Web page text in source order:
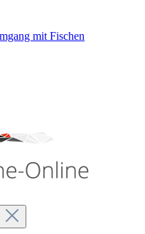
mit Fischen